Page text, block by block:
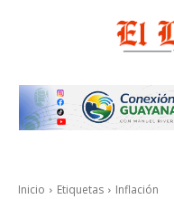
Inicio Etiquetas Inflación